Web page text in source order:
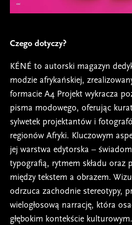
Czego dotyczy?
KÉNÉ to autorski magazyn
modzie afrykańskiej,
formacie A4 Projekt wykracza
pisma modowego, oferując
sylwetek projektantów i
regionów Afryki. Kluczowym
jej warstwa edytorska –
typografią, rytmem składu oraz
między tekstem a obrazem.
odrzuca zachodnie stereotypy,
wielogłosową narrację, która
głębokim kontekście